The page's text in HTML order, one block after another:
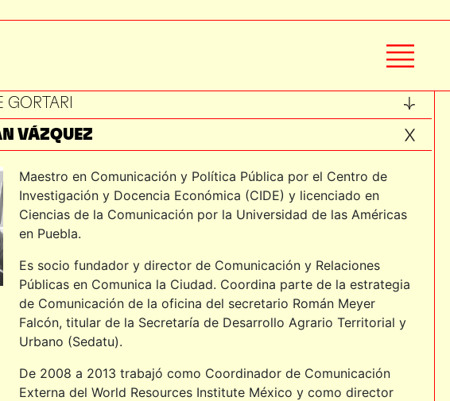
VÁZQUEZ
Maestro en Comunicación y Política Pública por el Centro de
Investigación y Docencia Económica (CIDE) y licenciado en
Ciencias de la Comunicación por la Universidad de las Américas
en Puebla.
Es socio fundador y director de Comunicación y Relaciones
Públicas en Comunica la Ciudad. Coordina parte de la estrategia
de Comunicación de la oficina del secretario Román Meyer
Falcón, titular de la Secretaría de Desarrollo Agrario Territorial y
Urbano (Sedatu).
De 2008 a 2013 trabajó como Coordinador de Comunicación
Externa del World Resources Institute México y como director
CALANCHINI
KOCHEN